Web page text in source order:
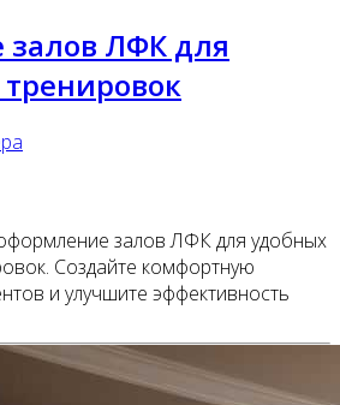
ЛФК для
залов ЛФК для удобных
Создайте комфортную
и улучшите эффективность